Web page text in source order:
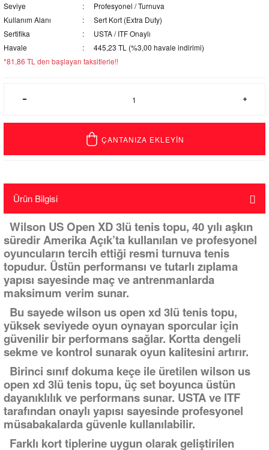
Seviye
Profesyonel / Turnuva
Kullanım Alanı
Sert Kort (Extra Duty)
Sertifika
USTA / ITF Onaylı
Havale
445,23 TL (%3,00 havale indirimi)
*81,86 TL den başlayan taksitlerle!!
ÇANTANIZA EKLEYİN
Ürün Bilgisi
Wilson US Open XD 3lü tenis topu, 40 yılı aşkın
süredir Amerika Açık’ta kullanılan ve profesyonel
oyuncuların tercih ettiği resmi turnuva tenis
topudur. Üstün performansı ve tutarlı zıplama
yapısı sayesinde maç ve antrenmanlarda
maksimum verim sunar.
Bu sayede wilson us open xd 3lü tenis topu,
yüksek seviyede oyun oynayan sporcular için
güvenilir bir performans sağlar. Kortta dengeli
sekme ve kontrol sunarak oyun kalitesini artırır.
Birinci sınıf dokuma keçe ile üretilen wilson us
open xd 3lü tenis topu, üç set boyunca üstün
dayanıklılık ve performans sunar. USTA ve ITF
tarafından onaylı yapısı sayesinde profesyonel
müsabakalarda güvenle kullanılabilir.
Farklı kort tiplerine uygun olarak geliştirilen